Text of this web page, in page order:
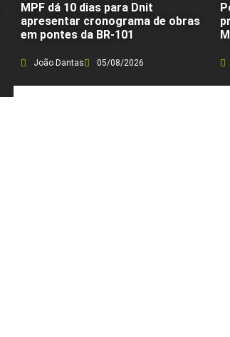
MPF dá 10 dias para Dnit
apresentar cronograma de obras
em pontes da BR-101
João Dantas 05/08/2026